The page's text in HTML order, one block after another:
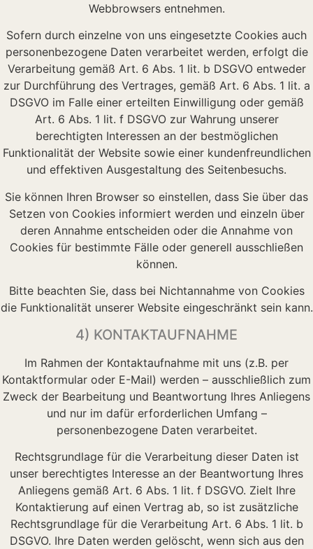
Webbrowsers entnehmen.
Sofern durch einzelne von uns eingesetzte Cookies auch
personenbezogene Daten verarbeitet werden, erfolgt die
Verarbeitung gemäß Art. 6 Abs. 1 lit. b DSGVO entweder
zur Durchführung des Vertrages, gemäß Art. 6 Abs. 1 lit. a
DSGVO im Falle einer erteilten Einwilligung oder gemäß
Art. 6 Abs. 1 lit. f DSGVO zur Wahrung unserer
berechtigten Interessen an der bestmöglichen
Funktionalität der Website sowie einer kundenfreundlichen
und effektiven Ausgestaltung des Seitenbesuchs.
Sie können Ihren Browser so einstellen, dass Sie über das
Setzen von Cookies informiert werden und einzeln über
deren Annahme entscheiden oder die Annahme von
Cookies für bestimmte Fälle oder generell ausschließen
können.
Bitte beachten Sie, dass bei Nichtannahme von Cookies
die Funktionalität unserer Website eingeschränkt sein kann.
4) KONTAKTAUFNAHME
Im Rahmen der Kontaktaufnahme mit uns (z.B. per
Kontaktformular oder E-Mail) werden – ausschließlich zum
Zweck der Bearbeitung und Beantwortung Ihres Anliegens
und nur im dafür erforderlichen Umfang –
personenbezogene Daten verarbeitet.
Rechtsgrundlage für die Verarbeitung dieser Daten ist
unser berechtigtes Interesse an der Beantwortung Ihres
Anliegens gemäß Art. 6 Abs. 1 lit. f DSGVO. Zielt Ihre
Kontaktierung auf einen Vertrag ab, so ist zusätzliche
Rechtsgrundlage für die Verarbeitung Art. 6 Abs. 1 lit. b
DSGVO. Ihre Daten werden gelöscht, wenn sich aus den